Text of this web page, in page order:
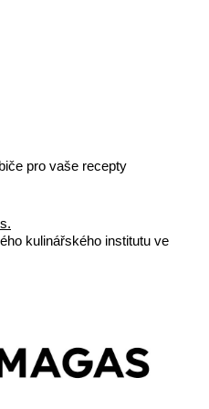
pro vaše recepty
kulinářského institutu ve